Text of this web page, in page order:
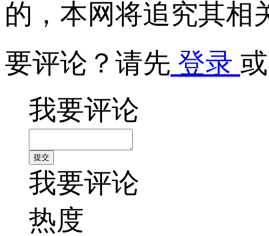
的，本网将追究其相
要评论？请先 登录
我要评论
我要评论
热度